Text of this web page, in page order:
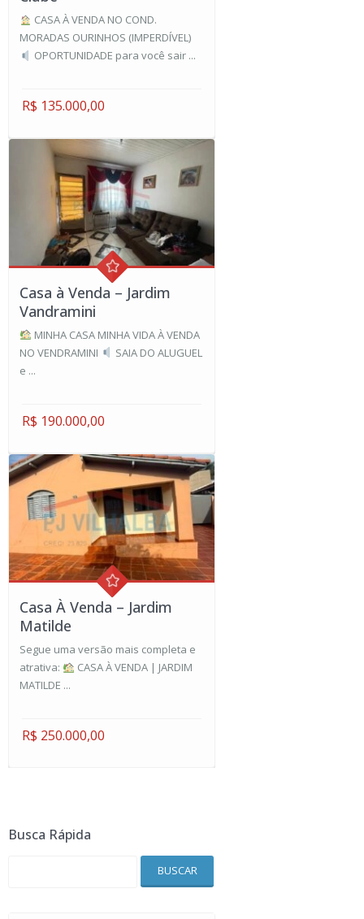
CASA À VENDA NO COND.
MORADAS OURINHOS (IMPERDÍVEL)
OPORTUNIDADE para você sair ...
R$ 135.000,00
Casa à Venda – Jardim
Vandramini
MINHA CASA MINHA VIDA À VENDA
NO VENDRAMINI
SAIA DO ALUGUEL
e ...
R$ 190.000,00
Casa À Venda – Jardim
Matilde
Segue uma versão mais completa e
atrativa:
CASA À VENDA | JARDIM
MATILDE ...
R$ 250.000,00
Busca Rápida
BUSCAR